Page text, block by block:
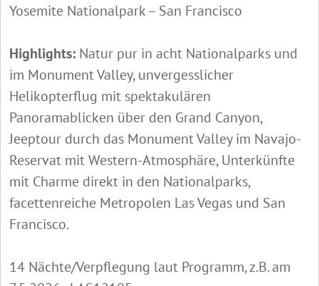
Yosemite Nationalpark – San Francisco
Highlights: Natur pur in acht Nationalparks und
im Monument Valley, unvergesslicher
Helikopterflug mit spektakulären
Panoramablicken über den Grand Canyon,
Jeeptour durch das Monument Valley im Navajo-
Reservat mit Western-Atmosphäre, Unterkünfte
mit Charme direkt in den Nationalparks,
facettenreiche Metropolen Las Vegas und San
Francisco.
14 Nächte/Verpflegung laut Programm, z.B. am